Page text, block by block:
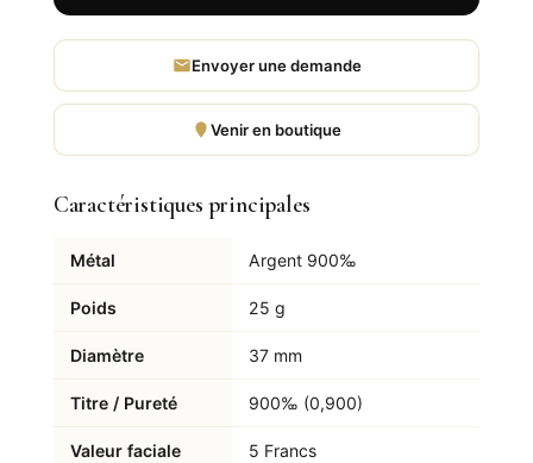
Envoyer une demande
Venir en boutique
Caractéristiques principales
Métal Argent 900‰
Poids 25 g
Diamètre 37 mm
Titre / Pureté 900‰ (0,900)
Valeur faciale 5 Francs